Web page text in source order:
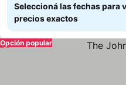
Seleccioná las fechas para
precios exactos
Opción popular